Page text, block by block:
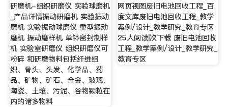
研磨机-组织研磨仪 实验球磨机
_产品详情振动研磨机 实验振动
磨机 实验振动球磨仪 重型振动
磨机 振动磨样机 单钵密封制样
机 实验室研磨仪 组织研磨仪可
粉碎 和研磨物料包括纤维组
织、骨头、头发、化学品、药
品、矿物、矿石、合金、玻璃、
陶瓷、土壤、污泥、谷物颗粒在
内的诸多物料
网页视图废旧电池回收工程_百
度文库废旧电池回收工程_教学
案例/设计_教学研究_教育专区
25人阅读|次下载 废旧电池回收
工程_教学案例/设计_教学研究_
教育专区